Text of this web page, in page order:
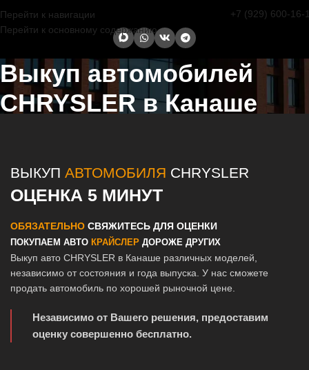
Перейти к навигации
Перейти к основному содержанию
+7 (929) 600-16-
Выкуп автомобилей
CHRYSLER в Канаше
ВЫКУП АВТОМОБИЛЯ CHRYSLER
ОЦЕНКА 5 МИНУТ
ОБЯЗАТЕЛЬНО СВЯЖИТЕСЬ ДЛЯ ОЦЕНКИ
ПОКУПАЕМ АВТО КРАЙСЛЕР ДОРОЖЕ ДРУГИХ
Выкуп авто CHRYSLER в Канаше различных моделей,
независимо от состояния и года выпуска. У нас сможете
продать автомобиль по хорошей рыночной цене.
Независимо от Вашего решения, предоставим
оценку совершенно бесплатно.